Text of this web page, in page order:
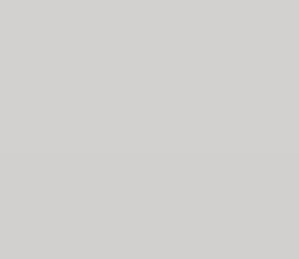
Wspaniały aromat
W ustach i finiszu
szlachetny likier, jak
94.
mistelę. Odwiedzając w
koniaków zwykle
które bardzo lubię.
pineau wybitne, od małego